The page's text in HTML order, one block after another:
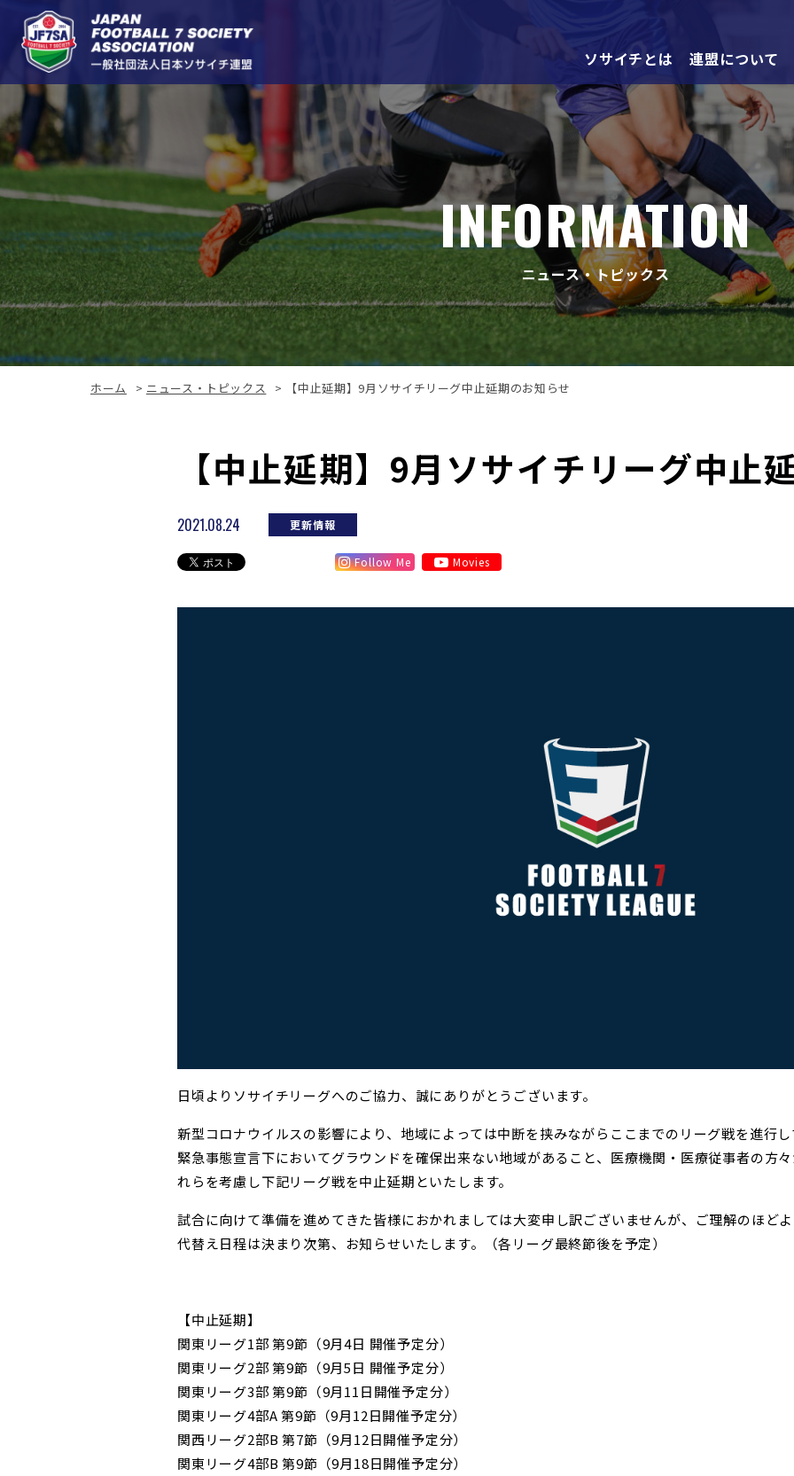
ソサイチとは 連盟について
INFORMATION
ニュース・トピックス
ホーム > ニュース・トピックス > 【中止延期】9月ソサイチリーグ中止延期のお知らせ
【中止延期】9月ソサイチリーグ中止
2021.08.24 更新情報
Follow Me Movies
日頃よりソサイチリーグへのご協力、誠にありがとうございます。
新型コロナウイルスの影響により、地域によっては中断を挟みながらここまでのリーグ戦を進行し
緊急事態宣言下においてグラウンドを確保出来ない地域があること、医療機関・医療従事者の方
れらを考慮し下記リーグ戦を中止延期といたします。
試合に向けて準備を進めてきた皆様におかれましては大変申し訳ございませんが、ご理解のほどよ
代替え日程は決まり次第、お知らせいたします。（各リーグ最終節後を予定）
【中止延期】
関東リーグ1部 第9節（9月4日 開催予定分）
関東リーグ2部 第9節（9月5日 開催予定分）
関東リーグ3部 第9節（9月11日開催予定分）
関東リーグ4部A 第9節（9月12日開催予定分）
関西リーグ2部B 第7節（9月12日開催予定分）
関東リーグ4部B 第9節（9月18日開催予定分）